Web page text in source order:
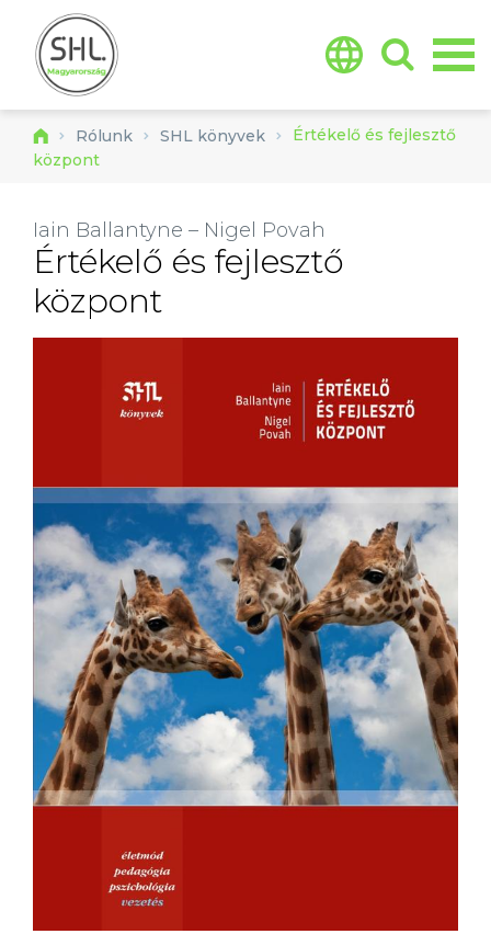
Rólunk SHL könyvek
Értékelő és fejlesztő
központ
Iain Ballantyne – Nigel Povah
Értékelő és fejlesztő
központ